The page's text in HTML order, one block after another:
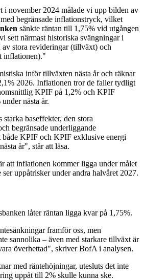
i november 2024 målade vi upp bilden av
begränsade inflationstryck, vilket
sänkte räntan till 1,75% vid utgången
sett närmast historiska svängningar i
stora revideringar (tillväxt) och
inflationen)."
inför tillväxten nästa år och räknar
2026. Inflationen tror de faller tydligt
KPIF på 1,2% och KPIF
nästa år.
baseffekter, den stora
begränsade underliggande
KPIF och KPIF exklusive energi
år", står att läsa.
att inflationen kommer ligga under målet
uppåtrisker under andra halvåret 2027.
låter räntan ligga kvar på 1,75%.
framför oss, men
sannolika – även med starkare tillväxt är
överhettad", skriver BofA i analysen.
med räntehöjningar, utesluts det inte
uppåt till 2% skulle kunna ske.